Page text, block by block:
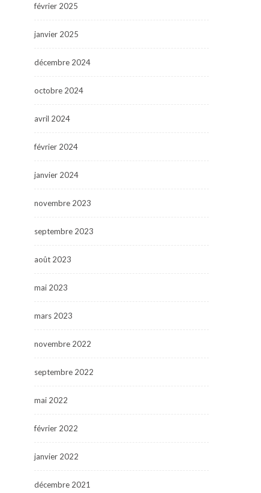
février 2025
janvier 2025
décembre 2024
octobre 2024
avril 2024
février 2024
janvier 2024
novembre 2023
septembre 2023
août 2023
mai 2023
mars 2023
novembre 2022
septembre 2022
mai 2022
février 2022
janvier 2022
décembre 2021